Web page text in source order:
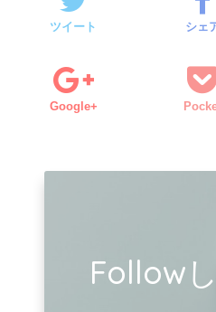
ツイート シェ
Google+
Follow